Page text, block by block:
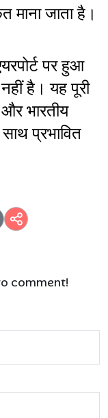
जाता है।
पर हुआ
है। यह पूरी
और भारतीय
प्रभावित
comment!